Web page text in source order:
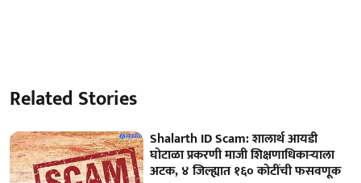
Related Stories
Shalarth ID Scam: शालार्थ आयडी
घोटाळा प्रकरणी माजी शिक्षणाधिकाऱ्याला
अटक, ४ जिल्ह्यात १६० कोटींची फसवणूक